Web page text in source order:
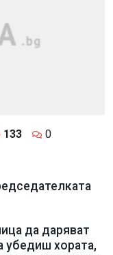
133 0
да даряват
убедиш хората,